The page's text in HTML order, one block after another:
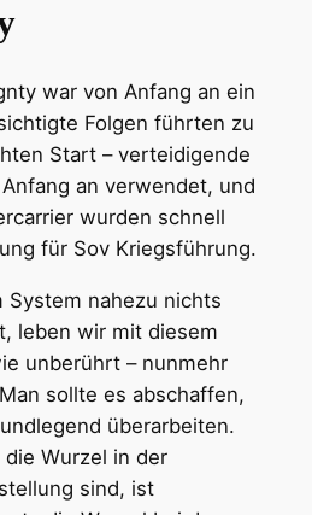
war von Anfang an ein
Folgen führten zu
Start – verteidigende
an verwendet, und
wurden schnell
für Sov Kriegsführung.
System nahezu nichts
leben wir mit diesem
unberührt – nunmehr
sollte es abschaffen,
überarbeiten.
Wurzel in der
sind, ist